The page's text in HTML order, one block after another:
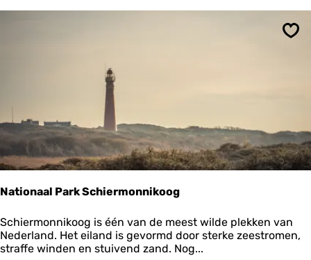
x
t
u
n
e
d
e
r
d
e
Nationaal Park Schiermonnikoog
N
a
t
Schiermonnikoog is één van de meest wilde plekken van
Nederland. Het eiland is gevormd door sterke zeestromen,
straffe winden en stuivend zand. Nog...